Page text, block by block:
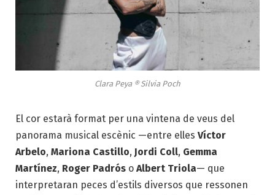
Clara Peya ® Silvia Poch
El cor estarà format per una vintena de veus del
panorama musical escènic —entre elles Víctor
Arbelo, Mariona Castillo, Jordi Coll, Gemma
Martínez, Roger Padrós o Albert Triola— que
interpretaran peces d’estils diversos que ressonen